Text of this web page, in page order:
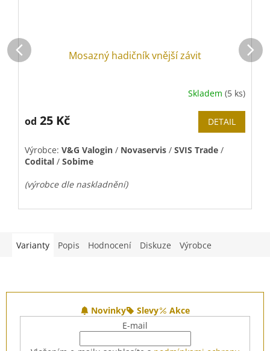
Mosazný hadičník vnější závit
Skladem (5 ks)
od 25 Kč DETAIL
Výrobce: V&G Valogin / Novaservis / SVIS Trade /
Codital / Sobime
(výrobce dle naskladnění)
Varianty Popis Hodnocení Diskuze Výrobce
Novinky Slevy
Akce
E-mail